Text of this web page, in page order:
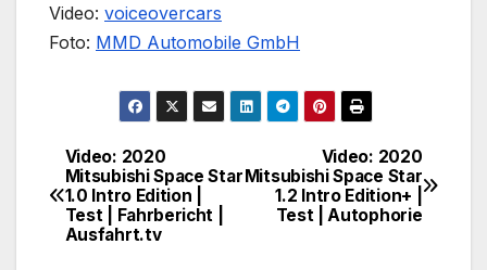
Video: voiceovercars
Foto: MMD Automobile GmbH
BeitragsnavigationVideo: 2020
Mitsubishi Space Star
1.2 Intro Edition+ |
Test | Autophorie
Video: 2020
Mitsubishi Space Star
1.0 Intro Edition |
Test | Fahrbericht |
Ausfahrt.tv